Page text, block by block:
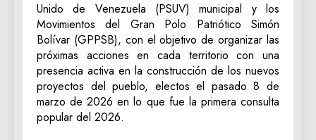
Unido de Venezuela (PSUV) municipal y los
Movimientos del Gran Polo Patriótico Simón
Bolívar (GPPSB), con el objetivo de organizar las
próximas acciones en cada territorio con una
presencia activa en la construcción de los nuevos
proyectos del pueblo, electos el pasado 8 de
marzo de 2026 en lo que fue la primera consulta
popular del 2026.